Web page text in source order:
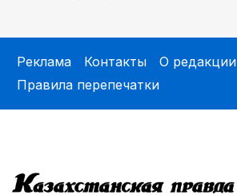
Реклама Контакты
О редакции
Правила перепечатки